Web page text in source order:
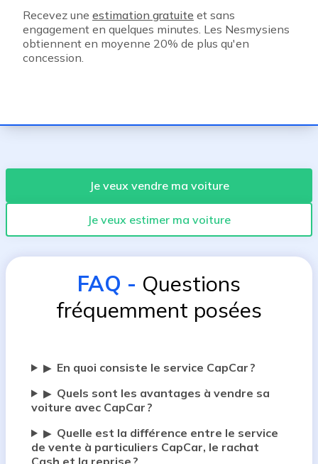
Recevez une estimation gratuite et sans
engagement en quelques minutes. Les Nesmysiens
obtiennent en moyenne 20% de plus qu'en
concession.
Je veux vendre ma voiture
Je veux estimer ma voiture
FAQ - Questions
fréquemment posées
▶ En quoi consiste le service CapCar ?
▶ Quels sont les avantages à vendre sa
voiture avec CapCar ?
▶ Quelle est la différence entre le service
de vente à particuliers CapCar, le rachat
Cash et la reprise ?